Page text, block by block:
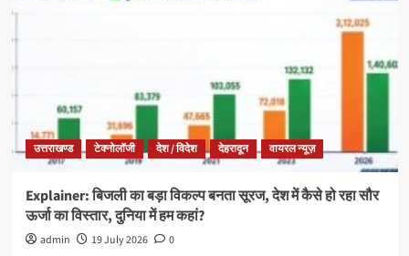
उत्तराखण्ड टेक्नोलॉजी देश / विदेश देहरादून वायरल न्यूज़
Explainer: बिजली का बड़ा विकल्प बनता सूरज, देश में कैसे हो रहा सौर
ऊर्जा का विस्तार, दुनिया में हम कहां?
admin 19 July 2026 0